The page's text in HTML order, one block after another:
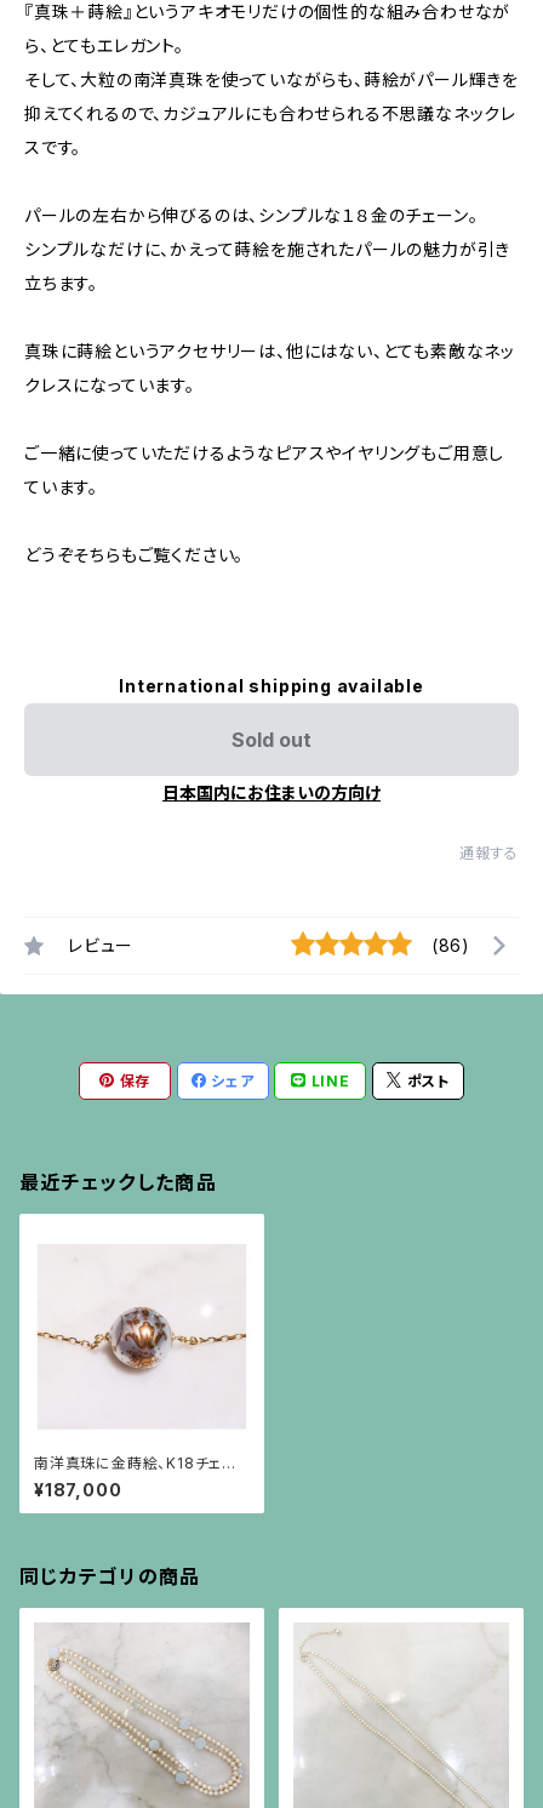
『真珠＋蒔絵』というアキオモリだけの個性的な組み合わせなが
ら、とてもエレガント。
そして、大粒の南洋真珠を使っていながらも、蒔絵がパール輝きを
抑えてくれるので、カジュアルにも合わせられる不思議なネックレ
スです。
パールの左右から伸びるのは、シンプルな１８金のチェーン。
シンプルなだけに、かえって蒔絵を施されたパールの魅力が引き
立ちます。
真珠に蒔絵というアクセサリーは、他にはない、とても素敵なネッ
クレスになっています。
ご一緒に使っていただけるようなピアスやイヤリングもご用意し
ています。
どうぞそちらもご覧ください。
International shipping available
Sold out
日本国内にお住まいの方向け
通報する
レビュー (86)
保存 シェア LINE ポスト
最近チェックした商品
南洋真珠に金蒔絵、K18チェー
ンのネックレス
¥187,000
同じカテゴリの商品